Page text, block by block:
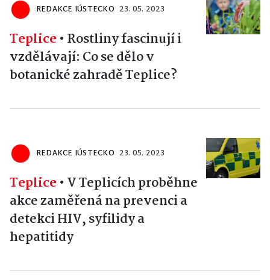
REDAKCE IÚSTECKO 23. 05. 2023
Teplice • Rostliny fascinují i
vzdělávají: Co se dělo v
botanické zahradě Teplice?
REDAKCE IÚSTECKO 23. 05. 2023
Teplice • V Teplicích proběhne
akce zaměřená na prevenci a
detekci HIV, syfilidy a
hepatitidy